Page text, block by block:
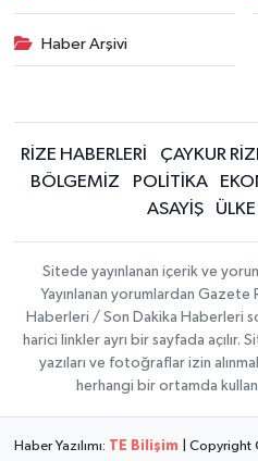
Haber Arşivi
RİZE HABERLERİ ÇAYKUR
BÖLGEMİZ
POLİTİKA
ASAYİŞ
Sitede yayınlanan içerik ve
Yayınlanan yorumlardan
Haberleri / Son Dakika Haberleri
harici linkler ayrı bir sayfada açılır.
yazıları ve fotoğraflar izin
herhangi bir ortamda
Haber Yazılımı: TE Bilişim |